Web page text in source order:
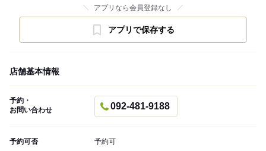
アプリなら会員登録なし
アプリで保存する
店舗基本情報
予約・
お問い合わせ
092-481-9188
予約可否 予約可